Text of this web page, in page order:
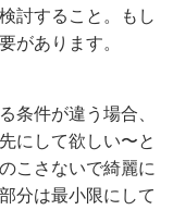
討すること。もし
があります。
条件が違う場合、
にして欲しい〜と
こさないで綺麗に
分は最小限にして